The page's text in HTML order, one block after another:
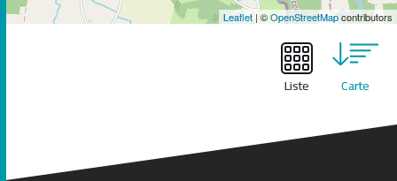
Leaflet| ©OpenStreetMapcontributors
Liste Carte